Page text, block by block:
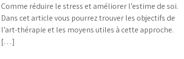
Comme réduire le stress et améliorer l’estime de soi.
Dans cet article vous pourrez trouver les objectifs de
l’art-thérapie et les moyens utiles à cette approche.
[…]